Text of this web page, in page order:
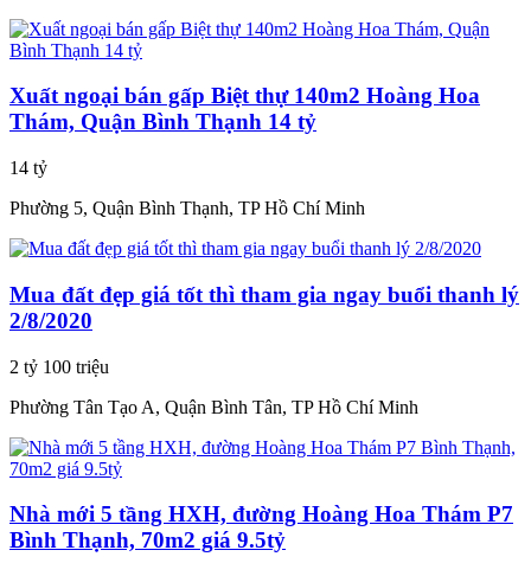
Xuất ngoại bán gấp Biệt thự 140m2 Hoàng Hoa
Thám, Quận Bình Thạnh 14 tỷ
14 tỷ
Phường 5, Quận Bình Thạnh, TP Hồ Chí Minh
Mua đất đẹp giá tốt thì tham gia ngay buổi thanh lý
2/8/2020
2 tỷ 100 triệu
Phường Tân Tạo A, Quận Bình Tân, TP Hồ Chí Minh
Nhà mới 5 tầng HXH, đường Hoàng Hoa Thám P7
Bình Thạnh, 70m2 giá 9.5tỷ